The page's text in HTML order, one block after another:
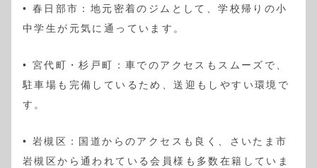
• 春日部市：地元密着のジムとして、学校帰りの小
中学生が元気に通っています。
• 宮代町・杉戸町：車でのアクセスもスムーズで、
駐車場も完備しているため、送迎もしやすい環境で
す。
• 岩槻区：国道からのアクセスも良く、さいたま市
岩槻区から通われている会員様も多数在籍していま